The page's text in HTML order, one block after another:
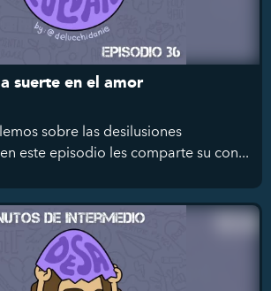
suerte en el amor
sobre las desilusiones
este episodio les comparte su con...